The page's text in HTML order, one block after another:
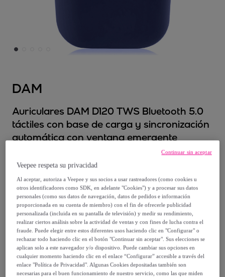
DAM
Auriculares DAM D120 TWS Bluetooth 5.0
táctiles con base de carga y sincronización
automática con ventana emergente
17,99 €
69,00 €
-73%
Posible recogida de tu antiguo producto,ver condiciones
Vendido porEMPRENDIMIENTOS URBANOS
Veepee respeta su privacidad
Al aceptar, autoriza a Veepee y sus socios a usar rastreadores (como cookies u
otros identificadores como SDK, en adelante "Cookies") y a procesar sus datos
personales (como sus datos de navegación, datos de pedidos e información
proporcionada en su cuenta de miembro) con el fin de ofrecerle publicidad
personalizada (incluida en su pantalla de televisión) y medir su rendimiento,
realizar ciertos análisis sobre la actividad de ventas y con fines de lucha contra el
fraude. Puede elegir entre estos diferentes usos haciendo clic en "Configurar" o
rechazar todo haciendo clic en el botón "Continuar sin aceptar". Sus elecciones se
aplican solo a este navegador y/o dispositivo. Puede cambiar sus opciones en
cualquier momento haciendo clic en el enlace “Configurar” accesible a través del
enlace "Política de Privacidad". Algunas Cookies depositadas también son
necesarias para el buen funcionamiento de nuestro servicio, como las que miden
Continuar sin aceptar